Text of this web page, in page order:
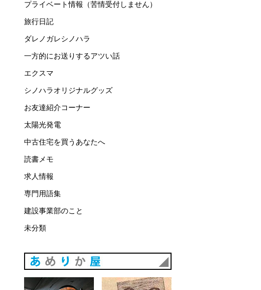
プライベート情報（苦情受付しません）
旅行日記
ダレノガレシノハラ
一方的にお送りするアツい話
エクスマ
シノハラオリジナルグッズ
お友達紹介コーナー
太陽光発電
中古住宅を買うあなたへ
読書メモ
求人情報
専門用語集
建設事業部のこと
未分類
あめりか屋WEBサイト